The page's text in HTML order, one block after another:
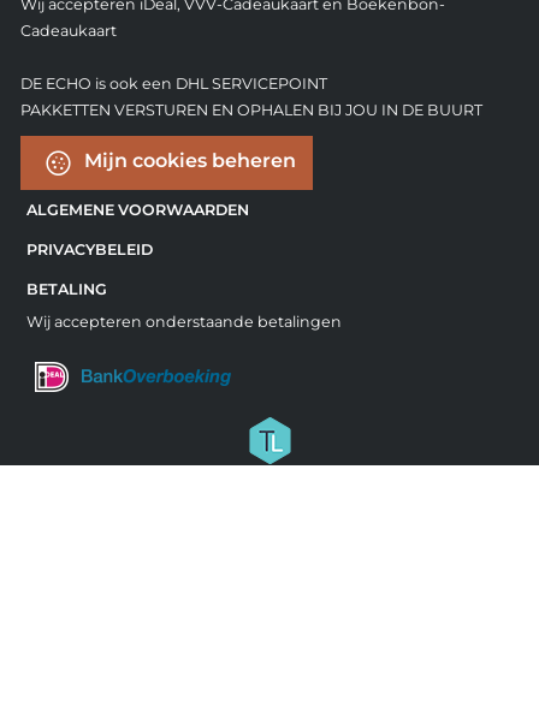
Wij accepteren iDeal, VVV-Cadeaukaart en Boekenbon-
Cadeaukaart
DE ECHO is ook een DHL SERVICEPOINT
PAKKETTEN VERSTUREN EN OPHALEN BIJ JOU IN DE BUURT
Mijn cookies beheren
ALGEMENE VOORWAARDEN
PRIVACYBELEID
BETALING
Wij accepteren onderstaande betalingen